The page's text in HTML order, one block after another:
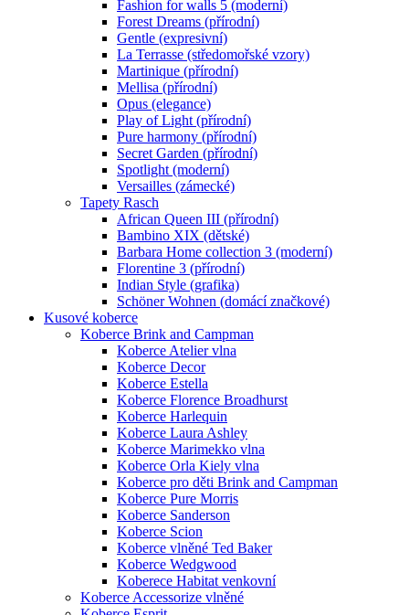
Fashion for walls 5 (moderní)
Forest Dreams (přírodní)
Gentle (expresivní)
La Terrasse (středomořské vzory)
Martinique (přírodní)
Mellisa (přírodní)
Opus (elegance)
Play of Light (přírodní)
Pure harmony (přírodní)
Secret Garden (přírodní)
Spotlight (moderní)
Versailles (zámecké)
Tapety Rasch
African Queen III (přírodní)
Bambino XIX (dětské)
Barbara Home collection 3 (moderní)
Florentine 3 (přírodní)
Indian Style (grafika)
Schöner Wohnen (domácí značkové)
Kusové koberce
Koberce Brink and Campman
Koberce Atelier vlna
Koberce Decor
Koberce Estella
Koberce Florence Broadhurst
Koberce Harlequin
Koberce Laura Ashley
Koberce Marimekko vlna
Koberce Orla Kiely vlna
Koberce pro děti Brink and Campman
Koberce Pure Morris
Koberce Sanderson
Koberce Scion
Koberce vlněné Ted Baker
Koberce Wedgwood
Koberece Habitat venkovní
Koberce Accessorize vlněné